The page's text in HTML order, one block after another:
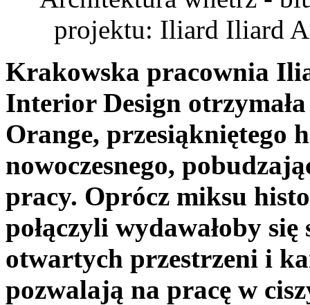
projektu: Iliard Iliard
Krakowska pracownia
Interior Design
Orange, przesiąkniętego
nowoczesnego,
pracy. Oprócz miksu
połączyli wydawałoby
otwartych przestrzeni i
pozwalają na pracę w